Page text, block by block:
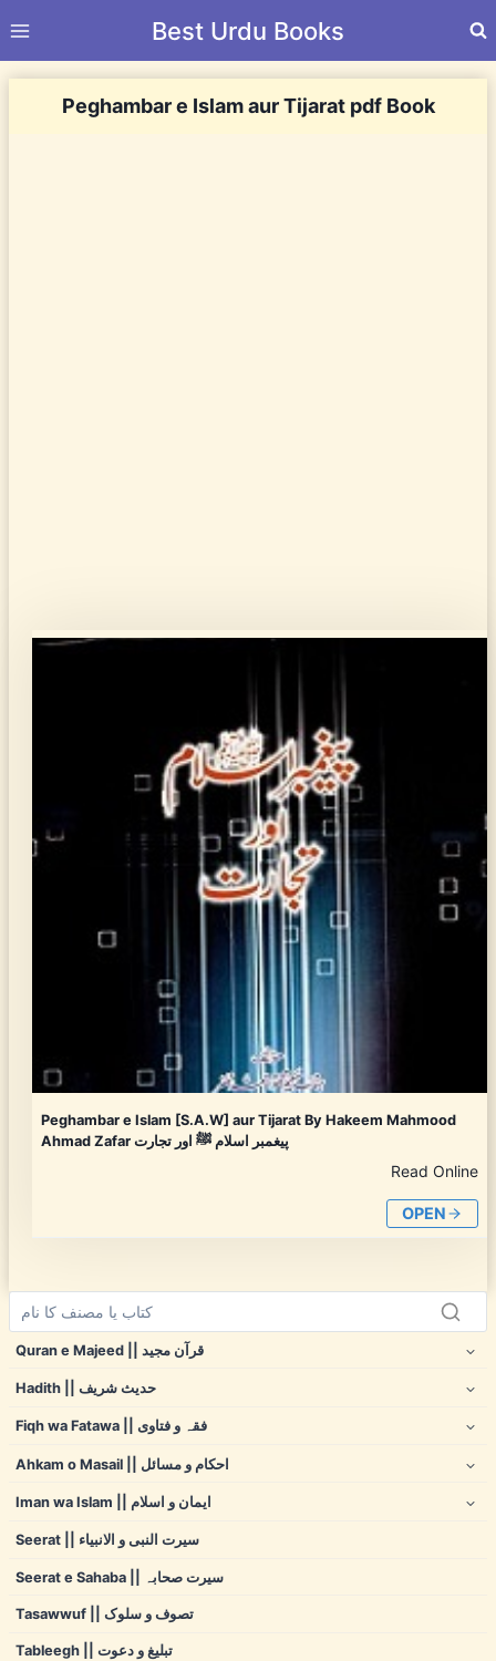
to
Best Urdu Books
Peghambar e Islam aur Tijarat pdf Book
Peghambar e Islam [S.A.W] aur Tijarat By Hakeem Mahmood
Ahmad Zafar پیغمبر اسلام ﷺ اور تجارت
Read Online
OPEN
Quran e Majeed || قرآن مجید
Hadith || حدیث شریف
Fiqh wa Fatawa || فقہ و فتاوی
Ahkam o Masail || احکام و مسائل
Iman wa Islam || ایمان و اسلام
Seerat || سیرت النبی و الانبیاء
Seerat e Sahaba || سیرت صحابہ
Tasawwuf || تصوف و سلوک
Tableegh || تبلیغ و دعوت